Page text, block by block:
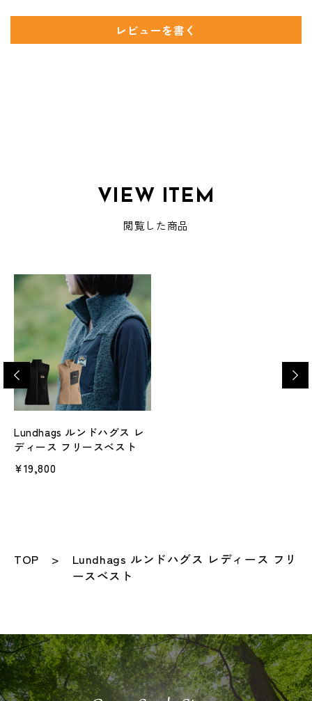
レビューを書く
VIEW ITEM
閲覧した商品
Lundhags ルンドハグス レ
ディース フリースベスト
¥19,800
TOP
Lundhags ルンドハグス レディース フリ
ースベスト